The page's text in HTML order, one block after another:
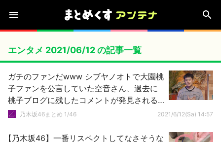
エンタメ 2021/06/12 の記事一覧
ガチのファンだwww シブヤノオトで大園桃
子ファンを公言していた空音さん、過去に
桃子ブログに残したコメントが発見される
wwwwww【乃木坂46】
乃木坂46まとめ 1/46 2021/6/12(Sa) 14:57
【乃木坂46】一番リスペクトしてなさそうな